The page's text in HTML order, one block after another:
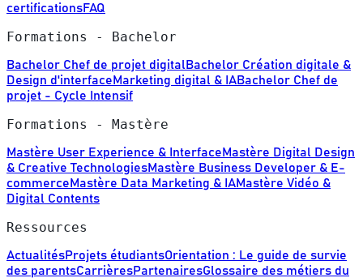
certificationsFAQ
Formations - Bachelor
Bachelor Chef de projet digital Bachelor Création digitale &
Design d'interface Marketing digital & IABachelor Chef de
projet - Cycle Intensif
Formations - Mastère
Mastère User Experience & Interface Mastère Digital Design
& Creative TechnologiesMastère Business Developer & E-
commerce Mastère Data Marketing & IAMastère Vidéo &
Digital Contents
Ressources
ActualitésProjets étudiantsOrientation : Le guide de survie
des parentsCarrièresPartenairesGlossaire des métiers du